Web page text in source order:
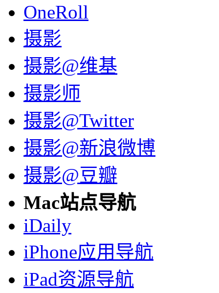
OneRoll
摄影
摄影@维基
摄影师
摄影@Twitter
摄影@新浪微博
摄影@豆瓣
Mac站点导航
iDaily
iPhone应用导航
iPad资源导航